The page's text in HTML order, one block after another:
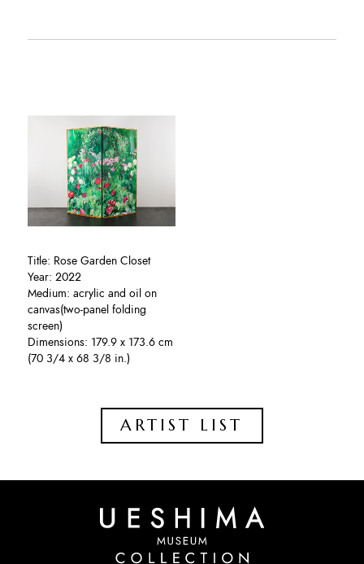
Title: Rose Garden Closet
Year: 2022
Medium: acrylic and oil on
canvas(two-panel folding
screen)
Dimensions: 179.9 x 173.6 cm
(70 3/4 x 68 3/8 in.)
ARTIST LIST